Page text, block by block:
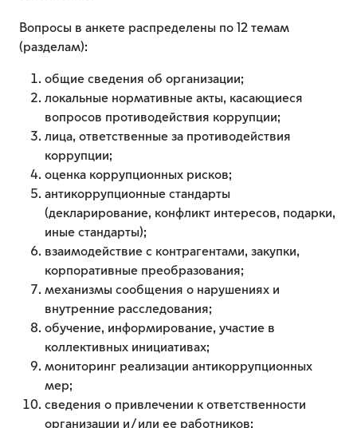
Вопросы в анкете распределены по 12 темам
(разделам):
общие сведения об организации;
локальные нормативные акты, касающиеся
вопросов противодействия коррупции;
лица, ответственные за противодействия
коррупции;
оценка коррупционных рисков;
антикоррупционные стандарты
(декларирование, конфликт интересов, подарки,
иные стандарты);
взаимодействие с контрагентами, закупки,
корпоративные преобразования;
механизмы сообщения о нарушениях и
внутренние расследования;
обучение, информирование, участие в
коллективных инициативах;
мониторинг реализации антикоррупционных
мер;
сведения о привлечении к ответственности
организации и/или ее работников;